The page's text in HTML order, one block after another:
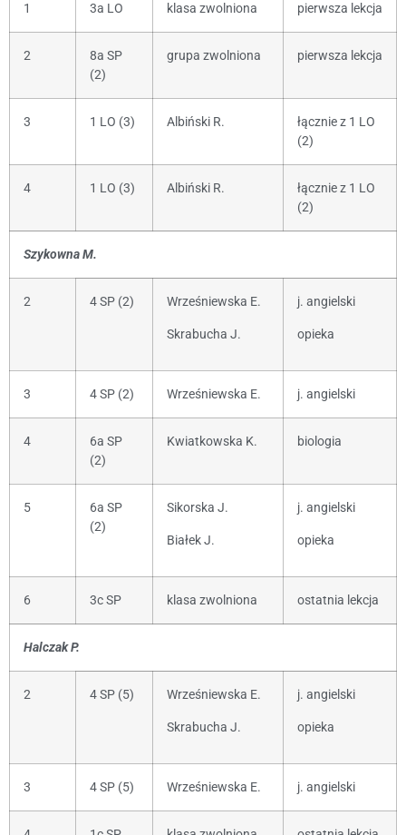
1 3a LO klasa zwolniona pierwsza lekcja
2
8a SP
(2)
grupa zwolniona pierwsza lekcja
3 1 LO (3) Albiński R.
łącznie z 1 LO
(2)
4 1 LO (3) Albiński R.
łącznie z 1 LO
(2)
Szykowna M.
2 4 SP (2) Wrześniewska E.
Skrabucha J.
j. angielski
opieka
3 4 SP (2) Wrześniewska E. j. angielski
4
6a SP
(2)
Kwiatkowska K. biologia
5
6a SP
(2)
Sikorska J.
Białek J.
j. angielski
opieka
6 3c SP klasa zwolniona ostatnia lekcja
Halczak P.
2 4 SP (5) Wrześniewska E.
Skrabucha J.
j. angielski
opieka
3 4 SP (5) Wrześniewska E. j. angielski